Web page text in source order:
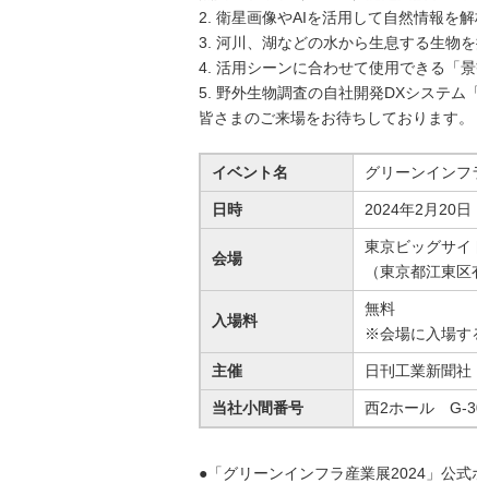
2. 衛星画像やAIを活用して自然情報を
3. 河川、湖などの水から生息する生物
4. 活用シーンに合わせて使用できる「景
5. 野外生物調査の自社開発DXシステム
皆さまのご来場をお待ちしております。
イベント名 グリーンイン
日時 2024年2月20
会場
東京ビッグサイ
（東京都江東区
入場料
無料
※会場に入場す
主催 日刊工業新聞社
当社小間番号 西2ホール G-
●「グリーンインフラ産業展2024」公式